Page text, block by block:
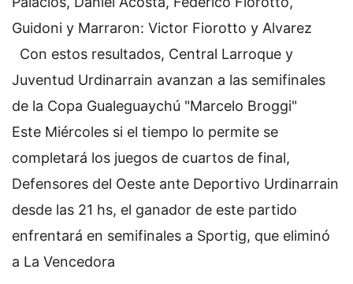
Guidoni y Marraron: Victor Fiorotto y Alvarez
Con estos resultados, Central Larroque y
Juventud Urdinarrain avanzan a las semifinales
de la Copa Gualeguaychú "Marcelo Broggi"
Este Miércoles si el tiempo lo permite se
completará los juegos de cuartos de final,
Defensores del Oeste ante Deportivo Urdinarrain
desde las 21 hs, el ganador de este partido
enfrentará en semifinales a Sportig, que eliminó
a La Vencedora